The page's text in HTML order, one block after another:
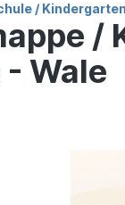
/ Kindergarten
Wale